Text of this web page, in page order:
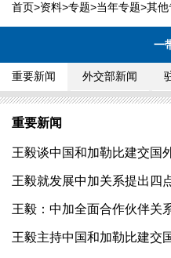
首页>资料>专题>当年专题>其他
一
重要新闻 外交部新闻
重要新闻
王毅谈中国和加勒比建交国
王毅就发展中加关系提出四
王毅：中加全面合作伙伴关
王毅主持中国和加勒比建交